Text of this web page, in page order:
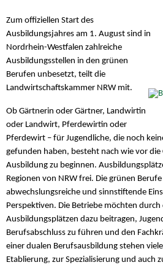
Zum offiziellen Start des
Ausbildungsjahres am 1. August sind in
Nordrhein-Westfalen zahlreiche
Ausbildungsstellen in den grünen
Berufen unbesetzt, teilt die
Landwirtschaftskammer NRW mit.
Ob Gärtnerin oder Gärtner, Landwirtin
oder Landwirt, Pferdewirtin oder
Pferdewirt – für Jugendliche, die noch
gefunden haben, besteht nach wie vor die
Ausbildung zu beginnen.
Regionen von NRW frei. Die grünen
abwechslungsreiche und sinnstiftende
Perspektiven. Die Betriebe möchten
Ausbildungsplätzen dazu beitragen,
Berufsabschluss zu führen und den
einer dualen Berufsausbildung stehen
Etablierung, zur Spezialisierung und auch